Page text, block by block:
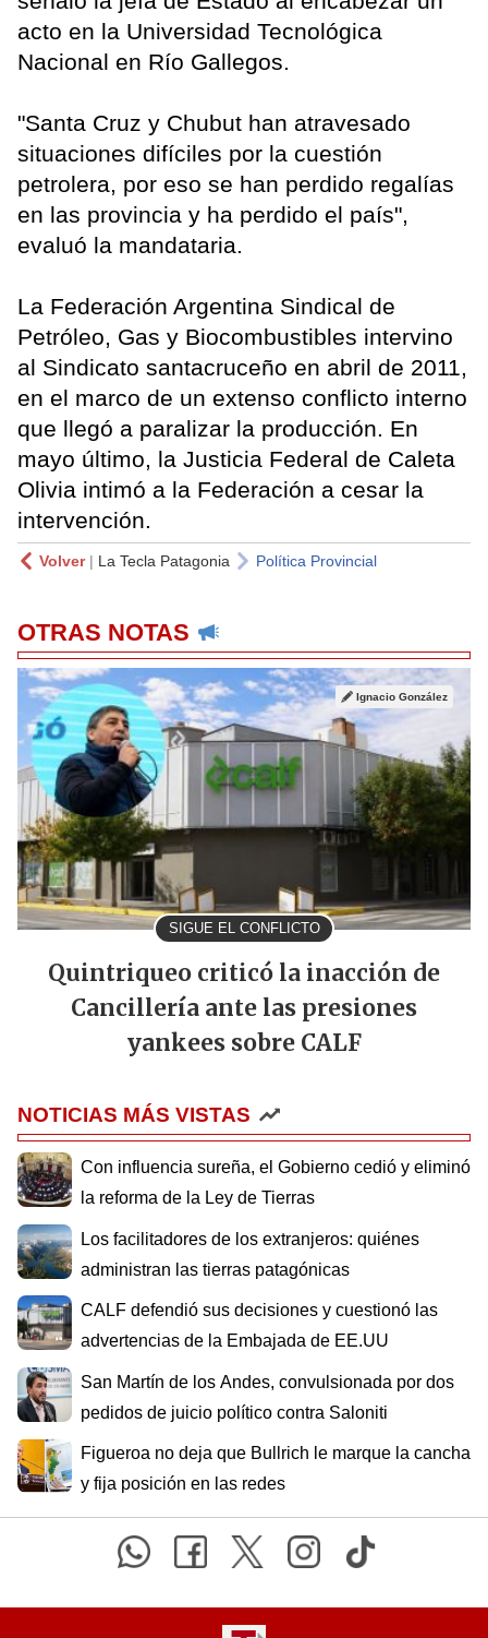
acto en la Universidad Tecnológica
Nacional en Río Gallegos.
"Santa Cruz y Chubut han atravesado
situaciones difíciles por la cuestión
petrolera, por eso se han perdido regalías
en las provincia y ha perdido el país",
evaluó la mandataria.
La Federación Argentina Sindical de
Petróleo, Gas y Biocombustibles intervino
al Sindicato santacruceño en abril de 2011,
en el marco de un extenso conflicto interno
que llegó a paralizar la producción. En
mayo último, la Justicia Federal de Caleta
Olivia intimó a la Federación a cesar la
intervención.
Volver| La Tecla Patagonia Política Provincial
OTRAS NOTAS
SIGUE EL CONFLICTO
Ignacio González
Quintriqueo criticó la inacción de
Cancillería ante las presiones
yankees sobre CALF
NOTICIAS MÁS VISTAS
Con influencia sureña, el Gobierno cedió y eliminó
la reforma de la Ley de Tierras
Los facilitadores de los extranjeros: quiénes
administran las tierras patagónicas
CALF defendió sus decisiones y cuestionó las
advertencias de la Embajada de EE.UU
San Martín de los Andes, convulsionada por dos
pedidos de juicio político contra Saloniti
Figueroa no deja que Bullrich le marque la cancha
y fija posición en las redes